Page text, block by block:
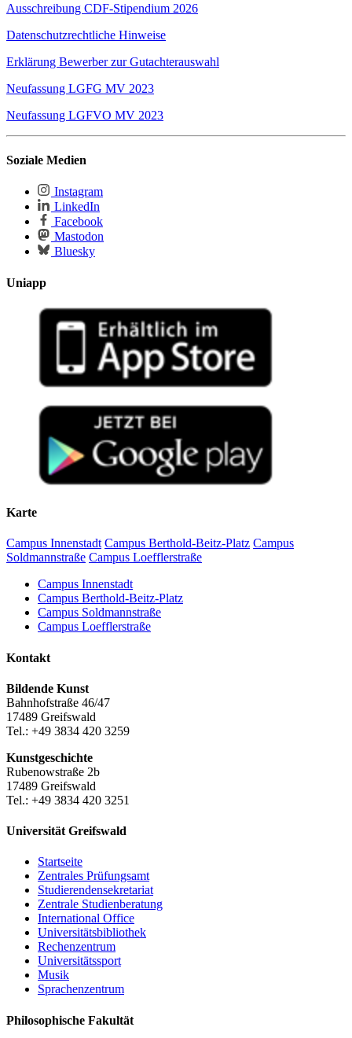
Ausschreibung CDF-Stipendium 2026
Datenschutzrechtliche Hinweise
Erklärung Bewerber zur Gutachterauswahl
Neufassung LGFG MV 2023
Neufassung LGFVO MV 2023
Soziale Medien
Instagram
LinkedIn
Facebook
Mastodon
Bluesky
Uniapp
Karte
Campus Innenstadt Campus Berthold-Beitz-Platz Campus
Soldmannstraße Campus Loefflerstraße
Campus Innenstadt
Campus Berthold-Beitz-Platz
Campus Soldmannstraße
Campus Loefflerstraße
Kontakt
Bildende Kunst
Bahnhofstraße 46/47
17489 Greifswald
Tel.: +49 3834 420 3259
Kunstgeschichte
Rubenowstraße 2b
17489 Greifswald
Tel.: +49 3834 420 3251
Universität Greifswald
Startseite
Zentrales Prüfungsamt
Studierendensekretariat
Zentrale Studienberatung
International Office
Universitätsbibliothek
Rechenzentrum
Universitätssport
Musik
Sprachenzentrum
Philosophische Fakultät